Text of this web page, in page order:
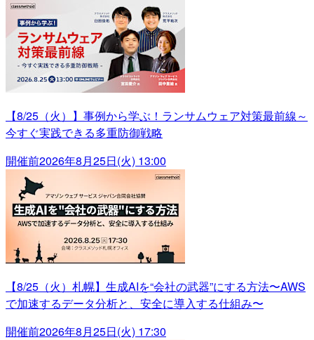
【8/25（火）】事例から学ぶ！ランサムウェア対策最前線～
今すぐ実践できる多重防御戦略
開催前2026年8月25日(火) 13:00
【8/25（火）札幌】生成AIを“会社の武器”にする方法〜AWS
で加速するデータ分析と、安全に導入する仕組み〜
開催前2026年8月25日(火) 17:30